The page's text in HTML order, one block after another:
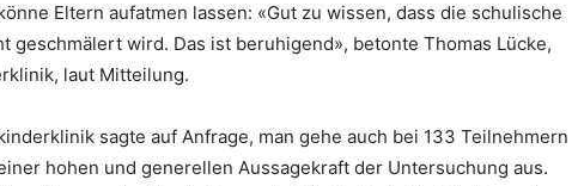
Eltern aufatmen lassen: «Gut zu wissen, dass die schulische
geschmälert wird. Das ist beruhigend», betonte Thomas Lücke,
laut Mitteilung.
sagte auf Anfrage, man gehe auch bei 133 Teilnehmern
hohen und generellen Aussagekraft der Untersuchung aus.